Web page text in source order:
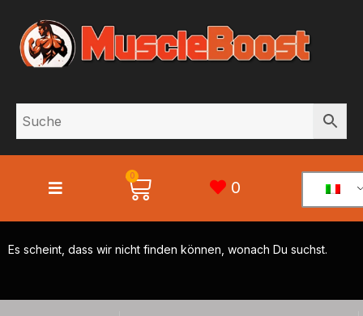
0
0
Es scheint, dass wir nicht finden können, wonach Du suchst.